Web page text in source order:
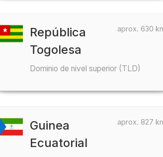
aprox. 630
República
Togolesa
Dominio de nivel superior (TLD)
aprox. 827
Guinea
Ecuatorial